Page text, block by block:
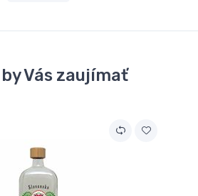
Vás zaujímať